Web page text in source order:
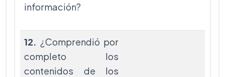
información?
12. ¿Comprendió por
completo los
contenidos de los